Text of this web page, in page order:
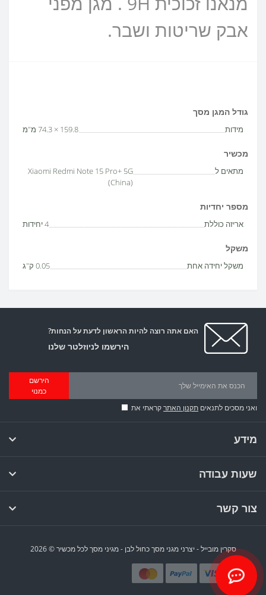
אבק שריטות ושבר.
גודל המגן מסך
מידות 159.8 × 74.3 מ"מ
מכשיר
מתאים ל
Xiaomi Redmi Note 15 Pro+ 5G
(China)
מספר יחדיות
אריזה כוללת 4 יחידות
משקל
משקל יחידה אחת 0.05 ק"ג
האם אתה רוצה להיות הראשון לדעת על הנחות?
הירשמו לניוזלטר שלנו
הירשם
כמנוי
ואני מסכים לתנאים תקנון האתרקראתי את
מידע
שעות עבודה
צור קשר
סקרין מובייל - יצרני מגני מסך כחול לבן - מגיני מסך לכל מכשיר © 2026